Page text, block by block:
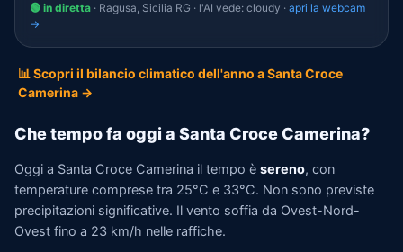
🟢 in diretta · Ragusa, Sicilia RG · l'AI vede: cloudy · apri la webcam
→
📊 Scopri il bilancio climatico dell'anno a Santa Croce
Camerina →
Che tempo fa oggi a Santa Croce Camerina?
Oggi a Santa Croce Camerina il tempo è sereno, con
temperature comprese tra 25°C e 33°C. Non sono previste
precipitazioni significative. Il vento soffia da Ovest-Nord-
Ovest fino a 23 km/h nelle raffiche.